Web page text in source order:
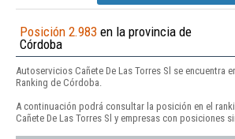
Posición 2.983 en la provincia de
Córdoba
Autoservicios Cañete De Las Torres Sl se encuentra
Ranking de Córdoba.
A continuación podrá consultar la posición en el
Cañete De Las Torres Sl y empresas con posiciones